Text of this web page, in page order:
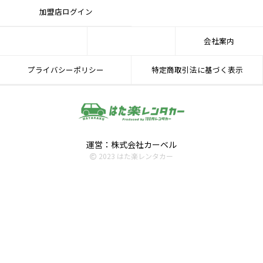
加盟店ログイン
会社案内
プライバシーポリシー 特定商取引法に基づく表示
運営：株式会社カーベル
2023 はた楽レンタカー